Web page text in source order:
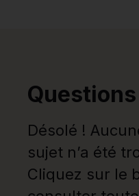
Désolé !
sujet n’a été
Cliquez sur le